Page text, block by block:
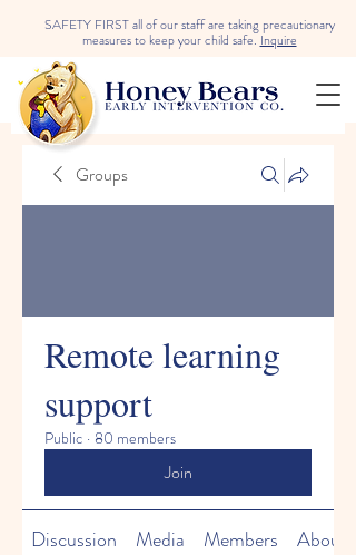
SAFETY FIRST all of our staff are taking precautionary
measures to keep your child safe.Inquire
Groups
Remote learning
support
Public · 80 members
Join
Discussion Media Members About